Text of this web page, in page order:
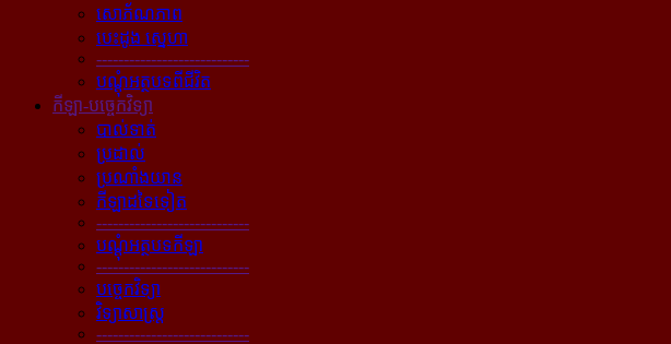
សោភ័ណភាព
បេះដូង ស្នេហា
----------------------------
បណ្ដុំអត្ថបទពីជីវិត
កីឡា-បច្ចេកវិទ្យា
បាល់ទាត់
ប្រដាល់
ប្រណាំងយាន
កីឡាដទៃទៀត
----------------------------
បណ្ដុំអត្ថបទកីឡា
----------------------------
បច្ចេកវិទ្យា
វិទ្យាសាស្ត្រ
----------------------------